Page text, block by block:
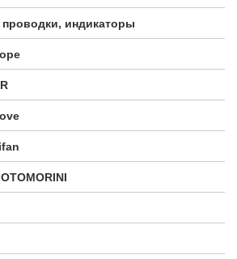
индикаторы